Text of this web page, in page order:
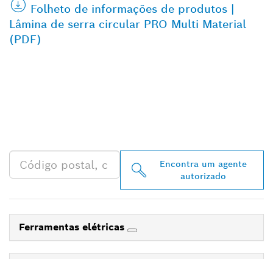
Folheto de informações de produtos |
Lâmina de serra circular PRO Multi Material
(PDF)
Encontra um agente
autorizado
Ferramentas elétricas